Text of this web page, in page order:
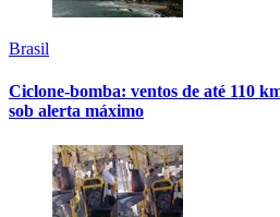
Brasil
Ciclone-bomba: ventos de até 110
sob alerta máximo